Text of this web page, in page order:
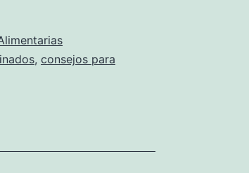
, consejos para